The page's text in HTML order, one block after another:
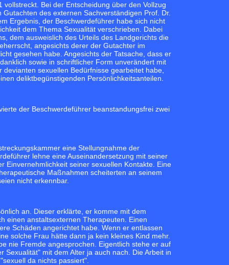
Bei der Entscheidung über den Vollzug
des externen Sachverständigen Prof. Dr.
Ergebnis, der Beschwerdeführer habe sich nicht
dem Thema Sexualität verschrieben. Dabei
dem ausweislich des Urteils des Landgerichts die
angesichts derer der Gutachter im
gesehen habe. Angesichts der Tatsache, dass er
sowie in schriftlicher Form unverändert mit
sexuellen Bedürfnisse gearbeitet habe,
deliktbegünstigenden Persönlichkeitsanteilen.
der Beschwerdeführer beanstandungsfrei zwei
eine Stellungnahme der
lehne eine Auseinandersetzung mit seiner
Einvernehmlichkeit seiner sexuellen Kontakte. Eine
Maßnahmen scheiterten an seinem
nicht erkennbar.
an. Dieser erklärte, er komme mit dem
einen anstaltsexternen Therapeuten. Einen
Schäden angerichtet habe. Wenn er entlassen
solche Frau hätte dann ja kein kleines Kind mehr.
nie Fremde angesprochen. Eigentlich stehe er auf
mit dem Alter ja auch nach. Die Arbeit in
da nichts passiert".